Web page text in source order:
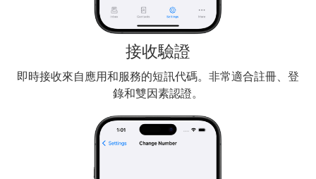
接收驗證
即時接收來自應用和服務的短訊代碼。非常適合註冊、登
錄和雙因素認證。